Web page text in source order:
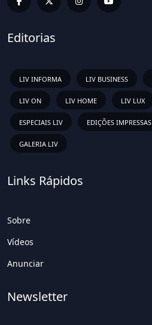
Editorias
LIV INFORMA LIV BUSINESS
LIV ON LIV HOME LIV LUX
ESPECIAIS LIV EDIÇÕES IMPRESSAS
GALERIA LIV
Links Rápidos
Sobre
Vídeos
Anunciar
Newsletter